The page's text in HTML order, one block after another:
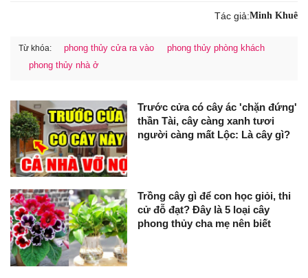
Tác giả:Minh Khuê
Từ khóa: phong thủy cửa ra vào
phong thủy phòng khách
phong thủy nhà ở
Trước cửa có cây ác 'chặn đứng'
thần Tài, cây càng xanh tươi
người càng mất Lộc: Là cây gì?
Trồng cây gì để con học giỏi, thi
cử đỗ đạt? Đây là 5 loại cây
phong thủy cha mẹ nên biết